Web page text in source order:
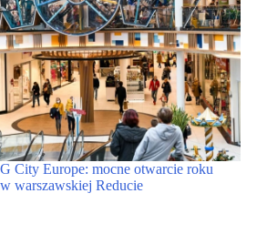
G City Europe: mocne otwarcie roku
w warszawskiej Reducie